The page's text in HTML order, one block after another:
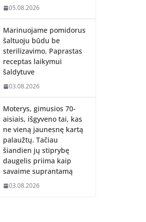
05.08.2026
Marinuojame pomidorus
šaltuoju būdu be
sterilizavimo. Paprastas
receptas laikymui
šaldytuve
03.08.2026
Moterys, gimusios 70-
aisiais, išgyveno tai, kas
ne vieną jaunesnę kartą
palaužtų. Tačiau
šiandien jų stiprybę
daugelis priima kaip
savaime suprantamą
03.08.2026